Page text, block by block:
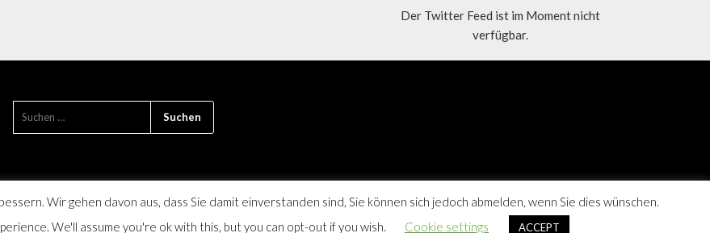
Der Twitter Feed ist im Moment nicht
verfügbar.
Wir gehen davon aus, dass Sie damit einverstanden sind, Sie können sich jedoch abmelden, wenn Sie dies wünschen.
We'll assume you're ok with this, but you can opt-out if you wish.
Cookie settings ACCEPT